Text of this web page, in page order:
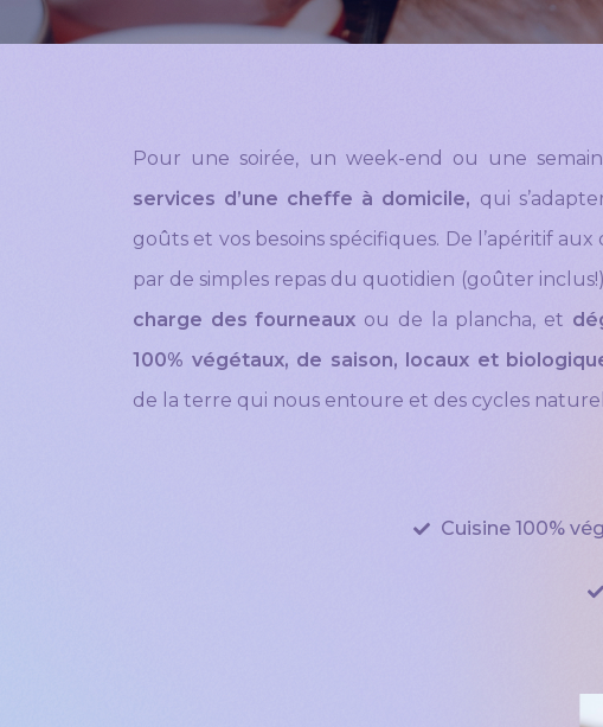
Pour une soirée, un week-end ou une
services d’une cheffe à domicile, qui
goûts et vos besoins spécifiques. De l’apéritif aux
par de simples repas du quotidien (goûter
charge des fourneaux ou de la plancha, et
100% végétaux, de saison, locaux et
de la terre qui nous entoure et des cycles
Cuisine 100%